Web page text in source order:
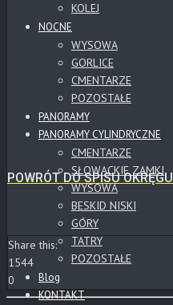
KOLEJ
NOCNE
WYSOWA
GORLICE
CMENTARZE
POZOSTAŁE
PANORAMY
PANORAMY CYLINDRYCZNE
CMENTARZE
SŁOWACKIE ZAMKI
WYSOWA
BESKID NISKI
GÓRY
TATRY
POZOSTAŁE
Blog
KONTAKT
POWRÓT DO SPISU OKRĘGU
Share this:
1544
0